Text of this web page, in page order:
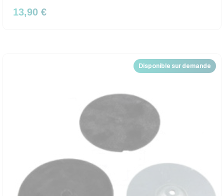
13,90 €
Disponible sur demande